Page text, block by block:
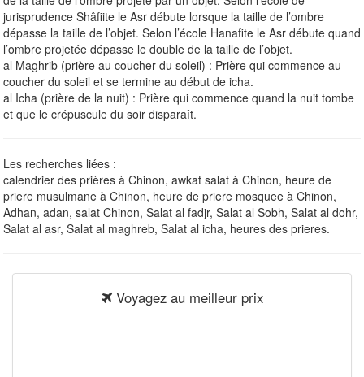
jurisprudence Shâfiite le Asr débute lorsque la taille de l’ombre
dépasse la taille de l’objet. Selon l’école Hanafite le Asr débute quand
l’ombre projetée dépasse le double de la taille de l’objet.
al Maghrib (prière au coucher du soleil) : Prière qui commence au
coucher du soleil et se termine au début de icha.
al Icha (prière de la nuit) : Prière qui commence quand la nuit tombe
et que le crépuscule du soir disparaît.
Les recherches liées :
calendrier des prières à Chinon, awkat salat à Chinon, heure de
priere musulmane à Chinon, heure de priere mosquee à Chinon,
Adhan, adan, salat Chinon, Salat al fadjr, Salat al Sobh, Salat al dohr,
Salat al asr, Salat al maghreb, Salat al icha, heures des prieres.
Voyagez au meilleur prix